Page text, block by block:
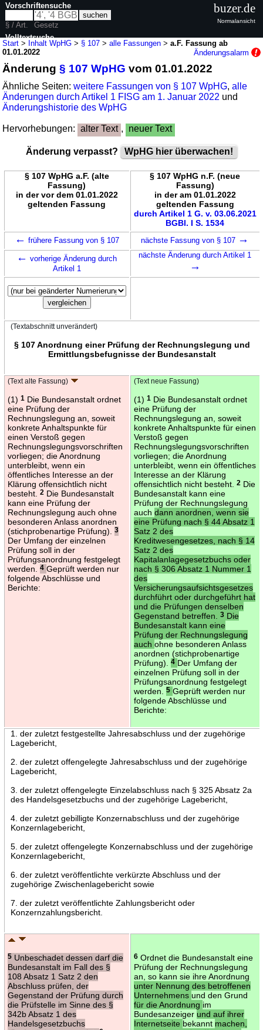
Start > Inhalt WpHG > § 107 >alle Fassungen >a.F. Fassung ab
01.01.2022
Änderungsalarm
Änderung§ 107 WpHG vom 01.01.2022
Ähnliche Seiten:weitere Fassungen von § 107 WpHG,alle
Änderungen durch Artikel 1 FISG am 1. Januar 2022 und
Änderungshistorie des WpHG
Hervorhebungen: alter Text , neuer Text
Änderung verpasst? WpHG hier überwachen!
§ 107 WpHG a.F. (alte
Fassung)
in der vor dem 01.01.2022
geltenden Fassung
§ 107 WpHG n.F. (neue
Fassung)
in der am 01.01.2022
geltenden Fassung
durch Artikel 1 G. v. 03.06.2021
BGBl. I S. 1534
← frühere Fassung von § 107 nächste Fassung von § 107 →
← vorherige Änderung durch
Artikel 1
nächste Änderung durch Artikel 1
→
(Textabschnitt unverändert)
§ 107 Anordnung einer Prüfung der Rechnungslegung und
Ermittlungsbefugnisse der Bundesanstalt
(Text alte Fassung)
(1) 1Die Bundesanstalt ordnet
eine Prüfung der
Rechnungslegung an, soweit
konkrete Anhaltspunkte für
einen Verstoß gegen
Rechnungslegungsvorschriften
vorliegen; die Anordnung
unterbleibt, wenn ein
öffentliches Interesse an der
Klärung offensichtlich nicht
besteht.
2Die Bundesanstalt
kann eine Prüfung der
Rechnungslegung auch ohne
besonderen Anlass anordnen
(stichprobenartige Prüfung).
3
Der Umfang der einzelnen
Prüfung soll in der
Prüfungsanordnung festgelegt
werden.
4 Geprüft werden nur
folgende Abschlüsse und
Berichte:
(Text neue Fassung)
(1) 1Die Bundesanstalt ordnet
eine Prüfung der
Rechnungslegung an, soweit
konkrete Anhaltspunkte für einen
Verstoß gegen
Rechnungslegungsvorschriften
vorliegen; die Anordnung
unterbleibt, wenn ein öffentliches
Interesse an der Klärung
offensichtlich nicht besteht.
2Die
Bundesanstalt kann eine
Prüfung der Rechnungslegung
auch dann anordnen, wenn sie
eine Prüfung nach § 44 Absatz 1
Satz 2 des
Kreditwesengesetzes, nach § 14
Satz 2 des
Kapitalanlagegesetzbuchs oder
nach § 306 Absatz 1 Nummer 1
des
Versicherungsaufsichtsgesetzes
durchführt oder durchgeführt hat
und die Prüfungen denselben
Gegenstand betreffen.
3Die
Bundesanstalt kann eine
Prüfung der Rechnungslegung
auch ohne besonderen Anlass
anordnen (stichprobenartige
Prüfung).
4 Der Umfang der
einzelnen Prüfung soll in der
Prüfungsanordnung festgelegt
werden.
5 Geprüft werden nur
folgende Abschlüsse und
Berichte:
1. der zuletzt festgestellte Jahresabschluss und der zugehörige
Lagebericht,
2. der zuletzt offengelegte Jahresabschluss und der zugehörige
Lagebericht,
3. der zuletzt offengelegte Einzelabschluss nach § 325 Absatz 2a
des Handelsgesetzbuchs und der zugehörige Lagebericht,
4. der zuletzt gebilligte Konzernabschluss und der zugehörige
Konzernlagebericht,
5. der zuletzt offengelegte Konzernabschluss und der zugehörige
Konzernlagebericht,
6. der zuletzt veröffentlichte verkürzte Abschluss und der
zugehörige Zwischenlagebericht sowie
7. der zuletzt veröffentlichte Zahlungsbericht oder
Konzernzahlungsbericht.
5Unbeschadet dessen darf die
Bundesanstalt im Fall des §
108 Absatz 1 Satz 2 den
Abschluss prüfen, der
Gegenstand der Prüfung durch
die Prüfstelle im Sinne des §
342b Absatz 1 des
Handelsgesetzbuchs
6Ordnet die Bundesanstalt eine
Prüfung der Rechnungslegung
an, so kann sie ihre Anordnung
unter Nennung des betroffenen
Unternehmens und den Grund
für die Anordnung im
Bundesanzeiger und auf ihrer
Internetseite bekannt machen,
Vorschriftensuche
§ / Art.
Gesetz
Volltextsuche
buzer.de
Normalansicht